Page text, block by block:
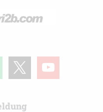
youtube